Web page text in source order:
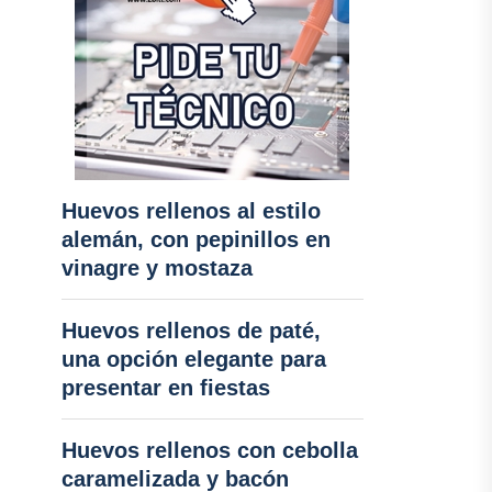
Huevos rellenos al estilo
alemán, con pepinillos en
vinagre y mostaza
Huevos rellenos de paté,
una opción elegante para
presentar en fiestas
Huevos rellenos con cebolla
caramelizada y bacón